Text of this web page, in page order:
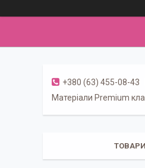
+380 (63) 455-08-43
Матеріали Premium